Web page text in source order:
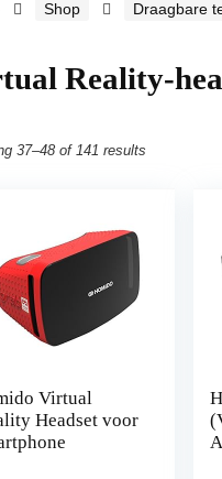
Shop Draagbare
Reality-
37–48 of 141 results
Virtual
Headset voor